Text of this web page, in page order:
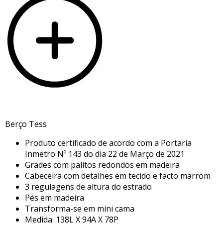
Berço Tess
Produto certificado de acordo com a Portaria
Inmetro Nº 143 do dia 22 de Março de 2021
Grades com palitos redondos em madeira
Cabeceira com detalhes em tecido e facto marrom
3 regulagens de altura do estrado
Pés em madeira
Transforma-se em mini cama
Medida: 138L X 94A X 78P